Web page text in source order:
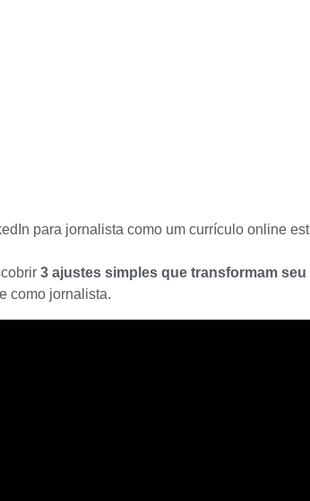
para jornalista como um currículo online
3 ajustes simples que transformam
como jornalista.